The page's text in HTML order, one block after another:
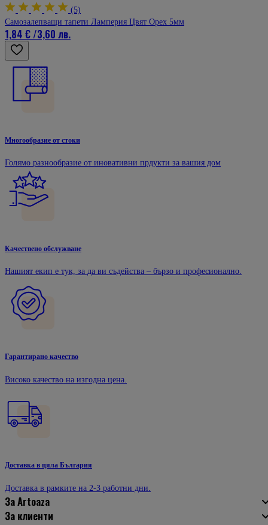
(5)
Самозалепващи тапети Ламперия Цвят Орех 5мм
1,84 €/3,60 лв.
Многообразие от стоки
Голямо разнообразие от иновативни прдукти за вашия дом
Качествено обслужване
Нашият екип е тук, за да ви съдейства – бързо и професионално.
Гарантирано качество
Високо качество на изгодна цена.
Доставка в цяла България
Доставка в рамките на 2-3 работни дни.
За Artoaza
За клиенти